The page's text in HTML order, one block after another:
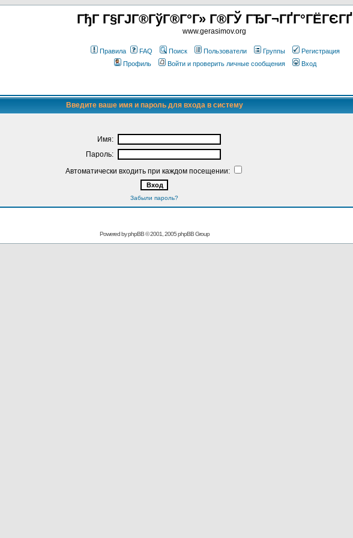
ГђГ Г§ГЈГ®ГўГ®Г°Г» Г®ГЎ ГЂГ¬ГҐГ°ГЁГЄГҐ
www.gerasimov.org
Правила FAQ Поиск Пользователи Группы
Регистрация
Профиль
Войти и проверить личные сообщения Вход
Введите ваше имя и пароль для входа в систему
Имя:
Пароль:
Автоматически входить при каждом посещении:
Забыли пароль?
Powered byphpBB© 2001, 2005 phpBB Group